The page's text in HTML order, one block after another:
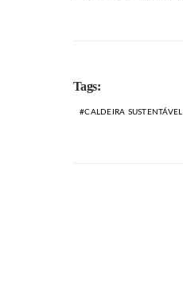
Tags:
CALDEIRA SUSTENTÁVEL